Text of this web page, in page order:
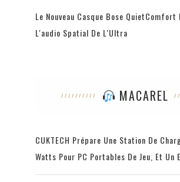
Le Nouveau Casque Bose QuietComfort
L'audio Spatial De L'Ultra
MACAREL
CUKTECH Prépare Une Station De
Watts Pour PC Portables De Jeu, Et Un